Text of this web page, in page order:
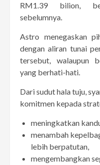
RM1.39 bilion,
sebelumnya.
Astro menegaskan
dengan aliran tunai
tersebut, walaupun
yang berhati-hati.
Dari sudut hala tuju,
komitmen kepada
meningkatkan
menambah
lebih berpatutan,
mengembangkan